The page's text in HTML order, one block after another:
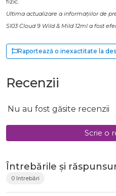
Ultima actualizare a informațiilor de
SI03 Cloud 9 Wild & Mild 12ml a fost
Raportează o inexactitate la
Recenzii
Nu au fost găsite recenzii
Scrie o
Întrebările și
0 întrebări